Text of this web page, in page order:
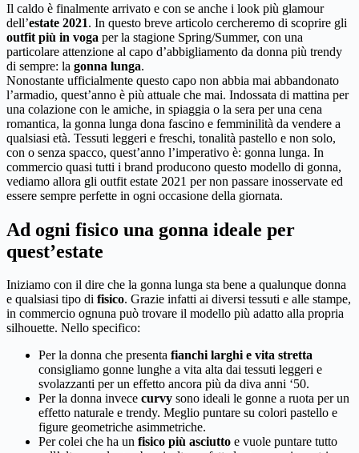
Il caldo è finalmente arrivato e con se anche i look più glamour
dell’estate 2021. In questo breve articolo cercheremo di scoprire gli
outfit più in voga per la stagione Spring/Summer, con una
particolare attenzione al capo d’abbigliamento da donna più trendy
di sempre: la gonna lunga.
Nonostante ufficialmente questo capo non abbia mai abbandonato
l’armadio, quest’anno è più attuale che mai. Indossata di mattina per
una colazione con le amiche, in spiaggia o la sera per una cena
romantica, la gonna lunga dona fascino e femminilità da vendere a
qualsiasi età. Tessuti leggeri e freschi, tonalità pastello e non solo,
con o senza spacco, quest’anno l’imperativo è: gonna lunga. In
commercio quasi tutti i brand producono questo modello di gonna,
vediamo allora gli outfit estate 2021 per non passare inosservate ed
essere sempre perfette in ogni occasione della giornata.
Ad ogni fisico una gonna ideale per
quest’estate
Iniziamo con il dire che la gonna lunga sta bene a qualunque donna
e qualsiasi tipo di fisico. Grazie infatti ai diversi tessuti e alle stampe,
in commercio ognuna può trovare il modello più adatto alla propria
silhouette. Nello specifico:
Per la donna che presenta fianchi larghi e vita stretta
consigliamo gonne lunghe a vita alta dai tessuti leggeri e
svolazzanti per un effetto ancora più da diva anni ‘50.
Per la donna invece curvy sono ideali le gonne a ruota per un
effetto naturale e trendy. Meglio puntare su colori pastello e
figure geometriche asimmetriche.
Per colei che ha un fisico più asciutto e vuole puntare tutto